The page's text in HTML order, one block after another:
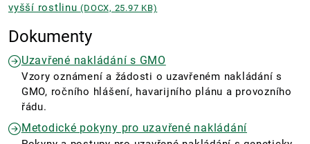
vyšší rostlinu(DOCX, 25.97 KB)
Dokumenty
Uzavřené nakládání s GMO
Vzory oznámení a žádosti o uzavřeném nakládání s
GMO, ročního hlášení, havarijního plánu a provozního
řádu.
Metodické pokyny pro uzavřené nakládání